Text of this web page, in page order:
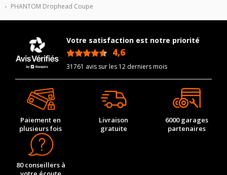
PHANTOM Drophead Coupe
Marque du véhicule
Nom du modele
PHANTOM Drophead
Motorisation
6.75 V12
Année de début de
modèle
Energie
Essence
Année de début de
motorisation
2007-06-01
Année de fin de
motorisation
Code motorisation
Votre satisfaction est notre priorité
4,6
31761 avis sur les 12 derniers mois
Paiement en
plusieurs fois
Livraison
gratuite
6000 garages
partenaires
80 conseillers à